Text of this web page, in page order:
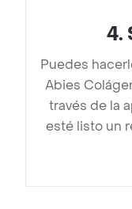
4.
Puedes
Abies
través de la
esté listo un